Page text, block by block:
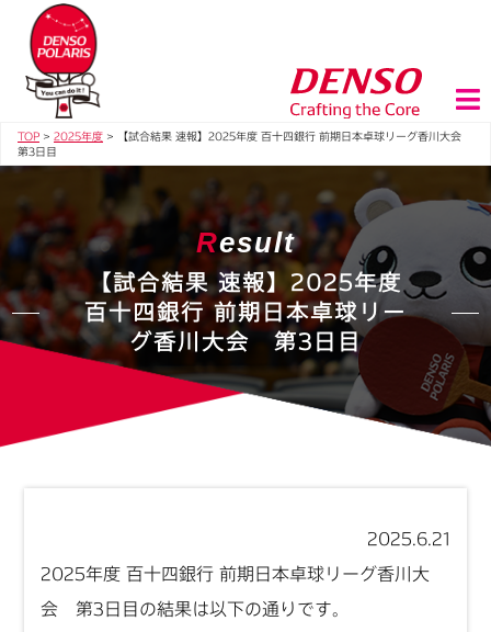
TOP > 2025年度 >
【試合結果 速報】2025年度 百十四銀行 前期日本卓球リーグ香川大会
第3日目
Result
【試合結果 速報】2025年度
百十四銀行 前期日本卓球リー
グ香川大会 第3日目
2025.6.21
2025年度 百十四銀行 前期日本卓球リーグ香川大
会 第3日目の結果は以下の通りです。